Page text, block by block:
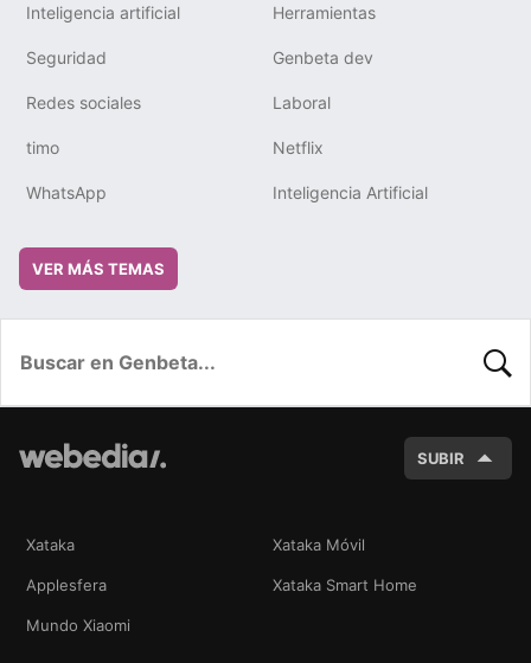
Inteligencia artificial Herramientas
Seguridad Genbeta dev
Redes sociales Laboral
timo Netflix
WhatsApp Inteligencia Artificial
VER MÁS TEMAS
SUBIR
Xataka Xataka Móvil
Applesfera Xataka Smart Home
Mundo Xiaomi